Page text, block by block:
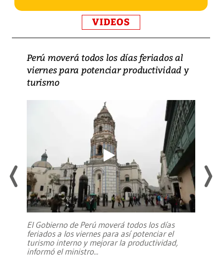
VIDEOS
Perú moverá todos los días feriados al
viernes para potenciar productividad y
turismo
El Gobierno de Perú moverá todos los días
feriados a los viernes para así potenciar el
turismo interno y mejorar la productividad,
informó el ministro...